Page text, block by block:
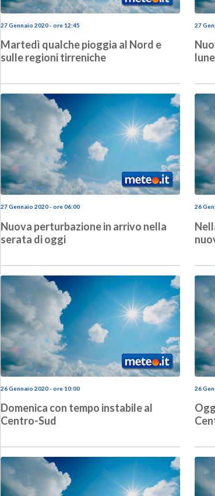
27 Gennaio 2020 - ore 12:45
Martedì qualche pioggia al Nord e
sulle regioni tirreniche
27
27 Gennaio 2020 - ore 06:00
Nuova perturbazione in arrivo nella
serata di oggi
26
26 Gennaio 2020 - ore 10:00
Domenica con tempo instabile al
Centro-Sud
26